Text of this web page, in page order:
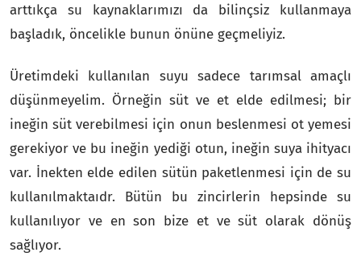
arttıkça su kaynaklarımızı da bilinçsiz kullanmaya
başladık, öncelikle bunun önüne geçmeliyiz.
Üretimdeki kullanılan suyu sadece tarımsal amaçlı
düşünmeyelim. Örneğin süt ve et elde edilmesi; bir
ineğin süt verebilmesi için onun beslenmesi ot yemesi
gerekiyor ve bu ineğin yediği otun, ineğin suya ihityacı
var. İnekten elde edilen sütün paketlenmesi için de su
kullanılmaktaıdr. Bütün bu zincirlerin hepsinde su
kullanılıyor ve en son bize et ve süt olarak dönüş
sağlıyor.